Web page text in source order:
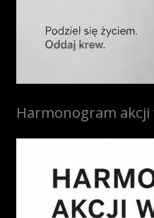
Harmonogram akcji